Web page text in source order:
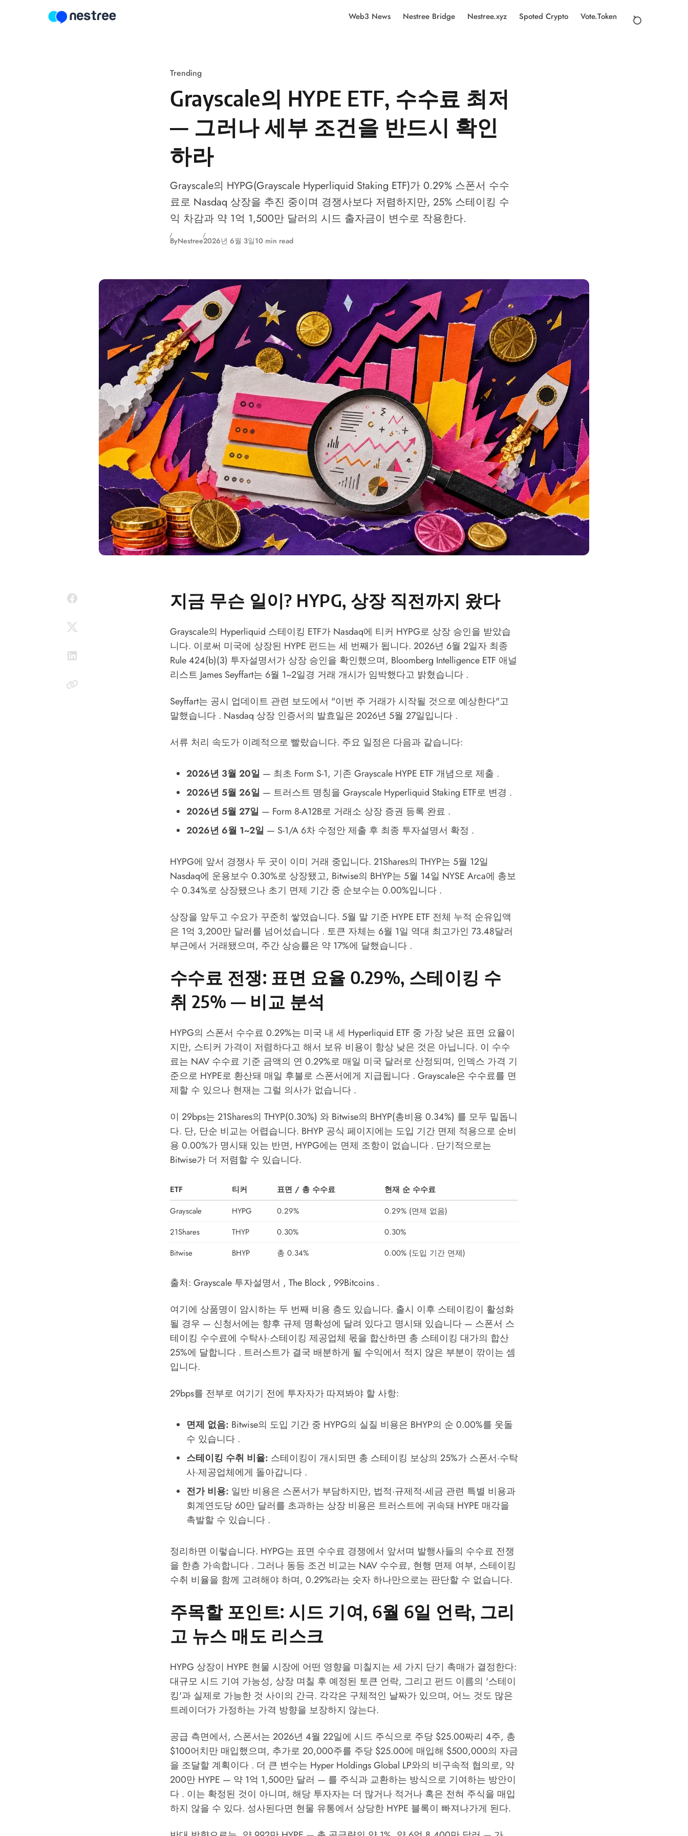
Web3 News Nestree Bridge Nestree.xyz Spoted Crypto Vote.Token
Trending
Grayscale의 HYPE ETF, 수수료 최저
— 그러나 세부 조건을 반드시 확인
하라
Grayscale의 HYPG(Grayscale Hyperliquid Staking ETF)가 0.29% 스폰서 수수
료로 Nasdaq 상장을 추진 중이며 경쟁사보다 저렴하지만, 25% 스테이킹 수
익 차감과 약 1억 1,500만 달러의 시드 출자금이 변수로 작용한다.
ByNestree2026년 6월 3일10 min read
지금 무슨 일이? HYPG, 상장 직전까지 왔다
Grayscale의 Hyperliquid 스테이킹 ETF가 Nasdaq에 티커 HYPG로 상장 승인을 받았습
니다. 이로써 미국에 상장된 HYPE 펀드는 세 번째가 됩니다. 2026년 6월 2일자 최종
Rule 424(b)(3) 투자설명서가 상장 승인을 확인했으며, Bloomberg Intelligence ETF 애널
리스트 James Seyffart는 6월 1~2일경 거래 개시가 임박했다고 밝혔습니다 .
Seyffart는 공시 업데이트 관련 보도에서 "이번 주 거래가 시작될 것으로 예상한다"고
말했습니다 . Nasdaq 상장 인증서의 발효일은 2026년 5월 27일입니다 .
서류 처리 속도가 이례적으로 빨랐습니다. 주요 일정은 다음과 같습니다:
2026년 3월 20일 — 최초 Form S-1, 기존 Grayscale HYPE ETF 개념으로 제출 .
2026년 5월 26일 — 트러스트 명칭을 Grayscale Hyperliquid Staking ETF로 변경 .
2026년 5월 27일 — Form 8-A12B로 거래소 상장 증권 등록 완료 .
2026년 6월 1~2일 — S-1/A 6차 수정안 제출 후 최종 투자설명서 확정 .
HYPG에 앞서 경쟁사 두 곳이 이미 거래 중입니다. 21Shares의 THYP는 5월 12일
Nasdaq에 운용보수 0.30%로 상장됐고, Bitwise의 BHYP는 5월 14일 NYSE Arca에 총보
수 0.34%로 상장됐으나 초기 면제 기간 중 순보수는 0.00%입니다 .
상장을 앞두고 수요가 꾸준히 쌓였습니다. 5월 말 기준 HYPE ETF 전체 누적 순유입액
은 1억 3,200만 달러를 넘어섰습니다 . 토큰 자체는 6월 1일 역대 최고가인 73.48달러
부근에서 거래됐으며, 주간 상승률은 약 17%에 달했습니다 .
수수료 전쟁: 표면 요율 0.29%, 스테이킹 수
취 25% — 비교 분석
HYPG의 스폰서 수수료 0.29%는 미국 내 세 Hyperliquid ETF 중 가장 낮은 표면 요율이
지만, 스티커 가격이 저렴하다고 해서 보유 비용이 항상 낮은 것은 아닙니다. 이 수수
료는 NAV 수수료 기준 금액의 연 0.29%로 매일 미국 달러로 산정되며, 인덱스 가격 기
준으로 HYPE로 환산돼 매일 후불로 스폰서에게 지급됩니다 . Grayscale은 수수료를 면
제할 수 있으나 현재는 그럴 의사가 없습니다 .
이 29bps는 21Shares의 THYP(0.30%) 와 Bitwise의 BHYP(총비용 0.34%) 를 모두 밑돕니
다. 단, 단순 비교는 어렵습니다. BHYP 공식 페이지에는 도입 기간 면제 적용으로 순비
용 0.00%가 명시돼 있는 반면, HYPG에는 면제 조항이 없습니다 . 단기적으로는
Bitwise가 더 저렴할 수 있습니다.
ETF 티커 표면 / 총 수수료
현재 순 수수료
Grayscale
HYPG 0.29%
0.29% (면제 없음)
21Shares
THYP 0.30%
0.30%
Bitwise
BHYP 총 0.34% 0.00% (도입 기간 면제)
출처: Grayscale 투자설명서 , The Block , 99Bitcoins .
여기에 상품명이 암시하는 두 번째 비용 층도 있습니다. 출시 이후 스테이킹이 활성화
될 경우 — 신청서에는 향후 규제 명확성에 달려 있다고 명시돼 있습니다 — 스폰서 스
테이킹 수수료에 수탁사·스테이킹 제공업체 몫을 합산하면 총 스테이킹 대가의 합산
25%에 달합니다 . 트러스트가 결국 배분하게 될 수익에서 적지 않은 부분이 깎이는 셈
입니다.
29bps를 전부로 여기기 전에 투자자가 따져봐야 할 사항:
면제 없음: Bitwise의 도입 기간 중 HYPG의 실질 비용은 BHYP의 순 0.00%를 웃돌
수 있습니다 .
스테이킹 수취 비율: 스테이킹이 개시되면 총 스테이킹 보상의 25%가 스폰서·수탁
사·제공업체에게 돌아갑니다 .
전가 비용: 일반 비용은 스폰서가 부담하지만, 법적·규제적·세금 관련 특별 비용과
회계연도당 60만 달러를 초과하는 상장 비용은 트러스트에 귀속돼 HYPE 매각을
촉발할 수 있습니다 .
정리하면 이렇습니다. HYPG는 표면 수수료 경쟁에서 앞서며 발행사들의 수수료 전쟁
을 한층 가속합니다 . 그러나 동등 조건 비교는 NAV 수수료, 현행 면제 여부, 스테이킹
수취 비율을 함께 고려해야 하며, 0.29%라는 숫자 하나만으로는 판단할 수 없습니다.
주목할 포인트: 시드 기여, 6월 6일 언락, 그리
고 뉴스 매도 리스크
HYPG 상장이 HYPE 현물 시장에 어떤 영향을 미칠지는 세 가지 단기 촉매가 결정한다:
대규모 시드 기여 가능성, 상장 며칠 후 예정된 토큰 언락, 그리고 펀드 이름의 '스테이
킹'과 실제로 가능한 것 사이의 간극. 각각은 구체적인 날짜가 있으며, 어느 것도 많은
트레이더가 가정하는 가격 방향을 보장하지 않는다.
공급 측면에서, 스폰서는 2026년 4월 22일에 시드 주식으로 주당 $25.00짜리 4주, 총
$100어치만 매입했으며, 추가로 20,000주를 주당 $25.00에 매입해 $500,000의 자금
을 조달할 계획이다 . 더 큰 변수는 Hyper Holdings Global LP와의 비구속적 협의로, 약
200만 HYPE — 약 1억 1,500만 달러 — 를 주식과 교환하는 방식으로 기여하는 방안이
다 . 이는 확정된 것이 아니며, 해당 투자자는 더 많거나 적거나 혹은 전혀 주식을 매입
하지 않을 수 있다. 성사된다면 현물 유통에서 상당한 HYPE 블록이 빠져나가게 된다.